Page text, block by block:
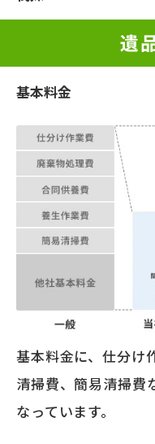
遺
基本料⾦
基本料金に、仕分け
清掃費、簡易清掃費
なっています。